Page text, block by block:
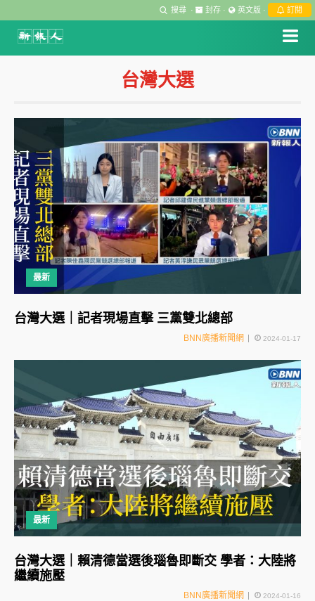
搜尋 · 封存 · 英文版 · 訂閱
台灣大選
最新
台灣大選｜記者現場直擊 三黨雙北總部
BNN廣播新聞網 2024-01-17
最新
台灣大選｜賴清德當選後瑙魯即斷交 學者：大陸將
繼續施壓
BNN廣播新聞網 2024-01-16